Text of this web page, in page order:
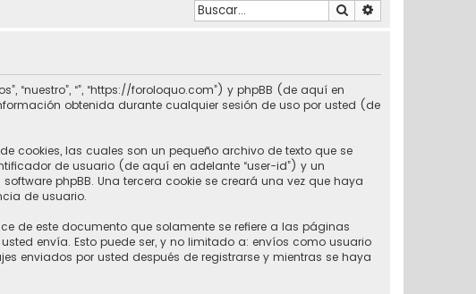
Buscar
“nuestro”, “”, “https://foroloquo.com”) y phpBB (de aquí en
información obtenida durante cualquier sesión de uso por usted (de
cookies, las cuales son un pequeño archivo de texto que se
de usuario (de aquí en adelante “user-id”) y un
phpBB. Una tercera cookie se creará una vez que haya
de usuario.
de este documento que solamente se refiere a las páginas
envía. Esto puede ser, y no limitado a: envíos como usuario
enviados por usted después de registrarse y mientras se haya